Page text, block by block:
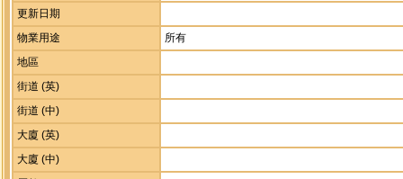
更新日期
物業用途
所有
地區
街道 (英)
街道 (中)
大廈 (英)
大廈 (中)